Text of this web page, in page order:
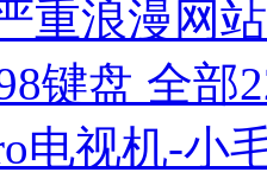
重浪漫网
键盘 全部
电视机-小